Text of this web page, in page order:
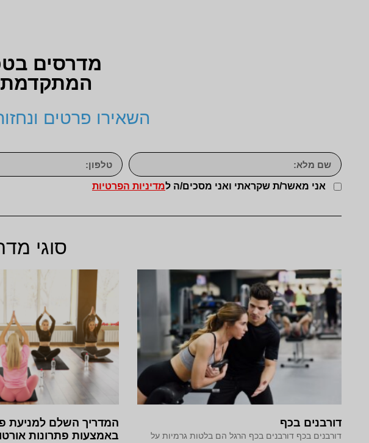
מדרסים
המתקדמת
השאירו פרטים
אני מאשר/ת שקראתי ואני מסכים/ה למדיניות הפרטיות
סוגי
דורבנים בכף
דורבנים בכף דורבנים בכף הרגל הם בלטות גרמיות על
המדריך השלם למניעת
באמצעות פתרונות